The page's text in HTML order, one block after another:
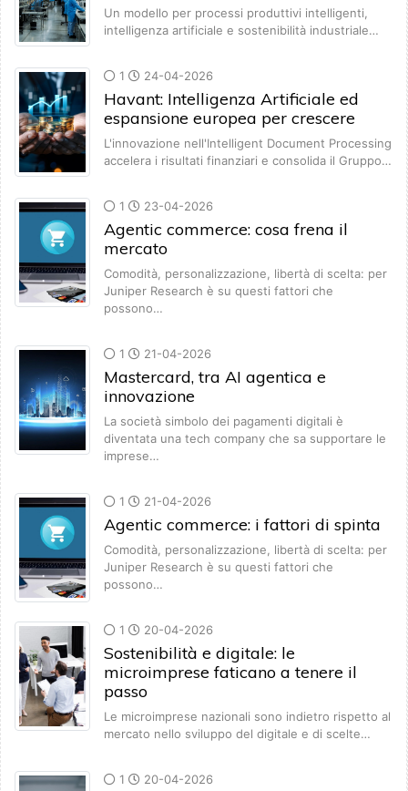
Un modello per processi produttivi intelligenti,
intelligenza artificiale e sostenibilità industriale…
1 24-04-2026
Havant: Intelligenza Artificiale ed
espansione europea per crescere
L'innovazione nell'Intelligent Document Processing
accelera i risultati finanziari e consolida il Gruppo…
1 23-04-2026
Agentic commerce: cosa frena il
mercato
Comodità, personalizzazione, libertà di scelta: per
Juniper Research è su questi fattori che
possono…
1 21-04-2026
Mastercard, tra AI agentica e
innovazione
La società simbolo dei pagamenti digitali è
diventata una tech company che sa supportare le
imprese…
1 21-04-2026
Agentic commerce: i fattori di spinta
Comodità, personalizzazione, libertà di scelta: per
Juniper Research è su questi fattori che
possono…
1 20-04-2026
Sostenibilità e digitale: le
microimprese faticano a tenere il
passo
Le microimprese nazionali sono indietro rispetto al
mercato nello sviluppo del digitale e di scelte…
1 20-04-2026